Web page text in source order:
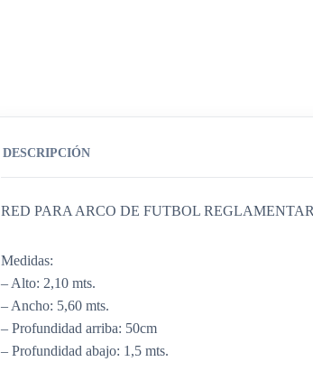
DESCRIPCIÓN
RED PARA ARCO DE FUTBOL
Medidas:
– Alto: 2,10 mts.
– Ancho: 5,60 mts.
– Profundidad arriba: 50cm
– Profundidad abajo: 1,5 mts.